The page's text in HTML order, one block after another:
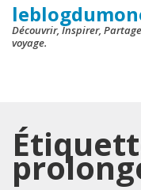
Découvrir, Inspirer,
voyage.